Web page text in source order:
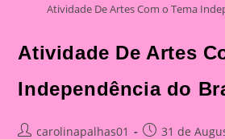
Atividade De Artes Com o Tema
Atividade De Artes
Independência do
Postcarolinapalhas01
Post31 de